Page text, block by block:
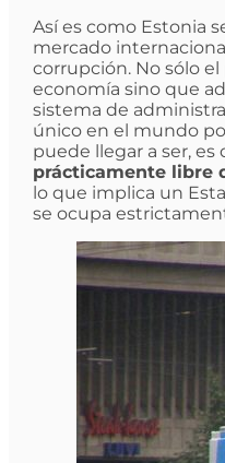
Así es como Estonia
mercado
corrupción. No sólo
economía sino que
sistema de
único en el mundo
puede llegar a ser, es
prácticamente libre
lo que implica un
se ocupa